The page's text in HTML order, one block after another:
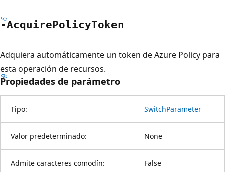
-AcquirePolicyToken
Adquiera automáticamente un token de Azure Policy para
esta operación de recursos.
Propiedades de parámetro
Tipo: SwitchParameter
Valor predeterminado: None
Admite caracteres comodín: False